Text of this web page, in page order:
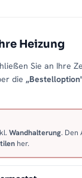
Heizung
Sie an Ihre
die
Wandhalterung. Den
her.